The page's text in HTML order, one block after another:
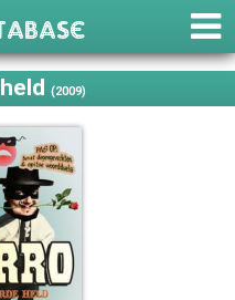
held(2009)